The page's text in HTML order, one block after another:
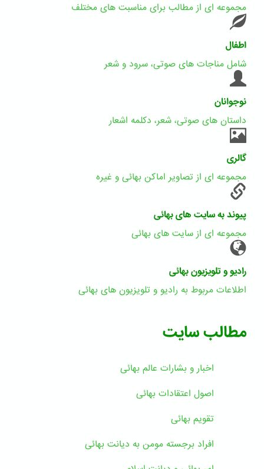
مجموعه ای از مطالب برای مناسبت های مختلف
اطفال
شامل مناجات های صوتی، سرود و شعر
نوجوانان
داستان های صوتی، شعر، دکلمه اشعار
گالری
مجموعه ای از تصاویر اماکن بهائی و غیره
پیوند به سایت های بهائی
مجموعه ای از سایت های بهائی
رادیو و تلویزیون بهائی
اطلاعات مربوط به رادیو و تلویزیون های بهائی
مطالب سایت
اخبار و بشارات عالم بهائى
اصول اعتقادات بهائی
تقویم بهائی
افراد برجسته مومن به دیانت بهائی